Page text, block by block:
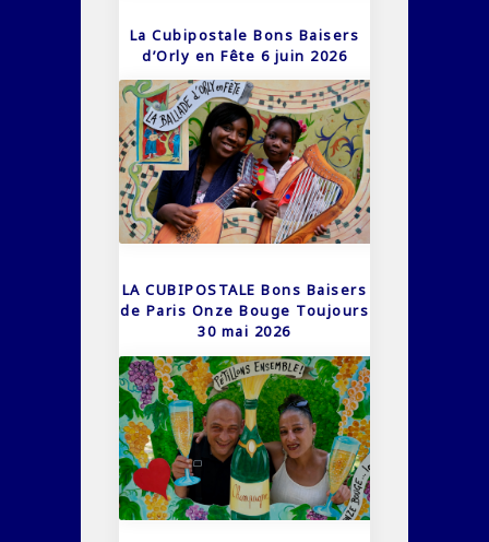
La Cubipostale Bons Baisers
d’Orly en Fête 6 juin 2026
LA CUBIPOSTALE Bons Baisers
de Paris Onze Bouge Toujours
30 mai 2026